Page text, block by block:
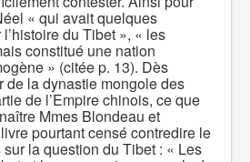
« qui avait quelques
du Tibet », « les
constitué une nation
» (citée p. 13). Dès
de la dynastie mongole des
de l’Empire chinois, ce que
Mmes Blondeau et
pourtant censé contredire le
la question du Tibet : « Les